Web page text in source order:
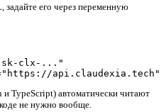
задайте его через переменную
clx-..."
TypeScript) автоматически читают
не нужно вообще.